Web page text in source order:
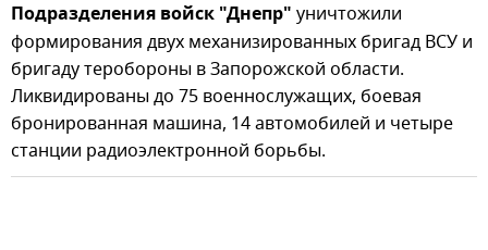
Подразделения войск "Днепр" уничтожили
формирования двух механизированных бригад ВСУ и
бригаду теробороны в Запорожской области.
Ликвидированы до 75 военнослужащих, боевая
бронированная машина, 14 автомобилей и четыре
станции радиоэлектронной борьбы.